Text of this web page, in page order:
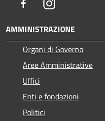
FacebookInstagram
AMMINISTRAZIONE
Organi di Governo
Aree Amministrative
Uffici
Enti e fondazioni
Politici